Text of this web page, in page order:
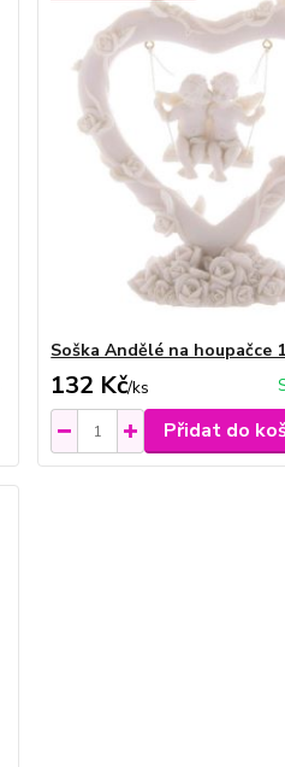
Soška Andělé na houpačce
132 Kč/ks
Přidat do